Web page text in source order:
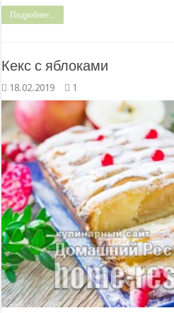
Подробнее...
Кекс с яблоками
18.02.2019 1